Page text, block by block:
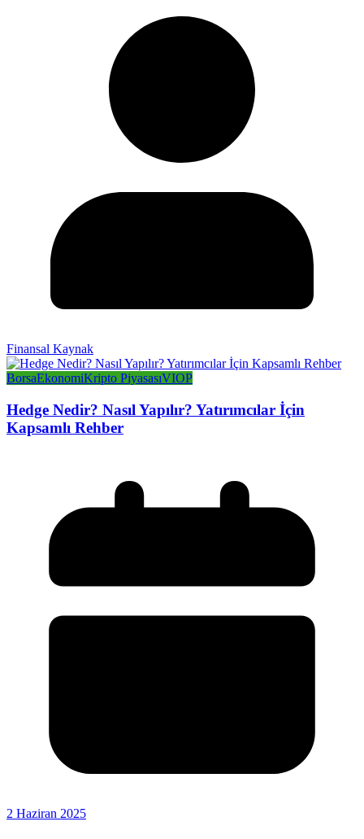
Finansal Kaynak
BorsaEkonomiKripto PiyasasıVIOP
Hedge Nedir? Nasıl Yapılır? Yatırımcılar İçin
Kapsamlı Rehber
2 Haziran 2025